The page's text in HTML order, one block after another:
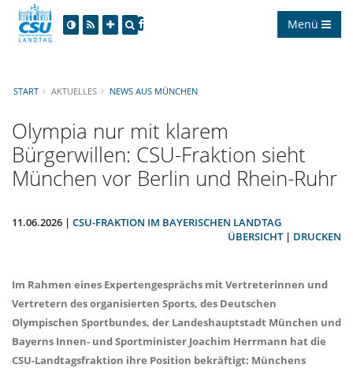
Menü
START AKTUELLES NEWS AUS MÜNCHEN
Olympia nur mit klarem
Bürgerwillen: CSU-Fraktion sieht
München vor Berlin und Rhein-Ruhr
11.06.2026 | CSU-FRAKTION IM BAYERISCHEN LANDTAG
ÜBERSICHT| DRUCKEN
Im Rahmen eines Expertengesprächs mit Vertreterinnen und
Vertretern des organisierten Sports, des Deutschen
Olympischen Sportbundes, der Landeshauptstadt München und
Bayerns Innen- und Sportminister Joachim Herrmann hat die
CSU-Landtagsfraktion ihre Position bekräftigt: Münchens